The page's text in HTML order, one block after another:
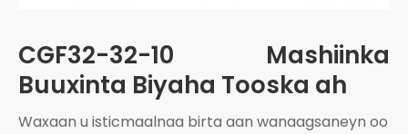
CGF32-32-10 Mashiinka
Buuxinta Biyaha Tooska ah
Waxaan u isticmaalnaa birta aan wanaagsaneyn oo